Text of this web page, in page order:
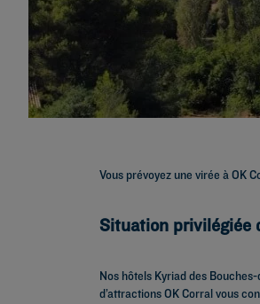
Vous prévoyez une virée à OK
Situation privilégiée
Nos hôtels Kyriad des
d’attractions OK Corral vous